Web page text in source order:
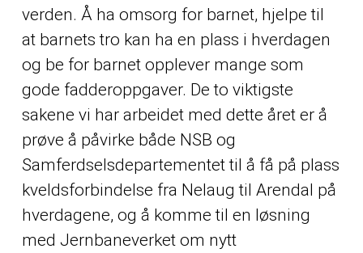
verden. Å ha omsorg for barnet, hjelpe til
at barnets tro kan ha en plass i hverdagen
og be for barnet opplever mange som
gode fadderoppgaver. De to viktigste
sakene vi har arbeidet med dette året er å
prøve å påvirke både NSB og
Samferdselsdepartementet til å få på plass
kveldsforbindelse fra Nelaug til Arendal på
hverdagene, og å komme til en løsning
med Jernbaneverket om nytt